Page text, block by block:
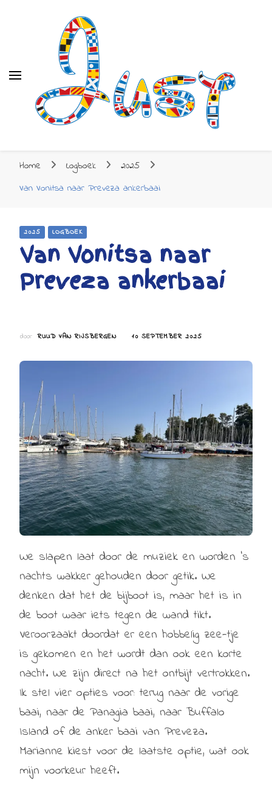
Home Logboek
2025
Van Vonitsa naar Preveza ankerbaai
2025 LOGBOEK
Van Vonitsa naar
Preveza ankerbaai
door RUUD VAN RIJSBERGEN 10 SEPTEMBER 2025
We slapen laat door de muziek en worden ’s
nachts wakker gehouden door getik. We
denken dat het de bijboot is, maar het is in
de boot waar iets tegen de wand tikt.
Veroorzaakt doordat er een hobbelig zee-tje
is gekomen en het wordt dan ook een korte
nacht. We zijn direct na het ontbijt vertrokken.
Ik stel vier opties voor: terug naar de vorige
baai, naar de Panagia baai, naar Buffalo
Island of de anker baai van Preveza.
Marianne kiest voor de laatste optie, wat ook
mijn voorkeur heeft.